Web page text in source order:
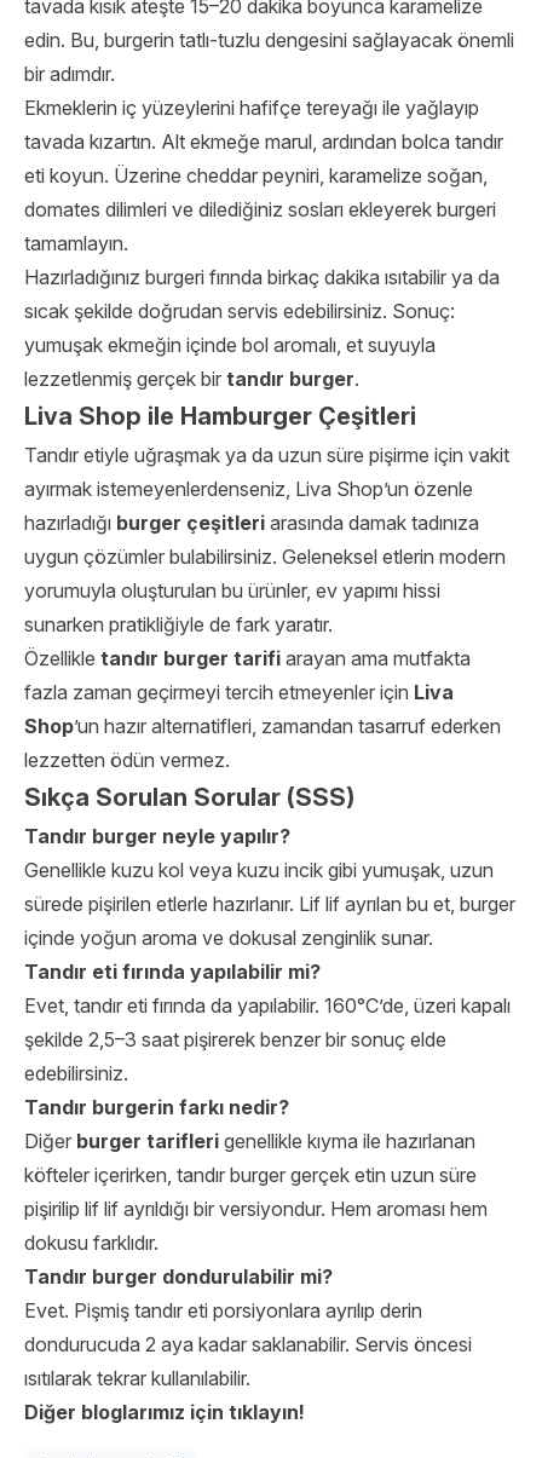
tavada kısık ateşte 15–20 dakika boyunca karamelize
edin. Bu, burgerin tatlı-tuzlu dengesini sağlayacak önemli
bir adımdır.
Ekmeklerin iç yüzeylerini hafifçe tereyağı ile yağlayıp
tavada kızartın. Alt ekmeğe marul, ardından bolca tandır
eti koyun. Üzerine cheddar peyniri, karamelize soğan,
domates dilimleri ve dilediğiniz sosları ekleyerek burgeri
tamamlayın.
Hazırladığınız burgeri fırında birkaç dakika ısıtabilir ya da
sıcak şekilde doğrudan servis edebilirsiniz. Sonuç:
yumuşak ekmeğin içinde bol aromalı, et suyuyla
lezzetlenmiş gerçek bir tandır burger.
Liva Shop ile Hamburger Çeşitleri
Tandır etiyle uğraşmak ya da uzun süre pişirme için vakit
ayırmak istemeyenlerdenseniz, Liva Shop’un özenle
hazırladığı burger çeşitleri arasında damak tadınıza
uygun çözümler bulabilirsiniz. Geleneksel etlerin modern
yorumuyla oluşturulan bu ürünler, ev yapımı hissi
sunarken pratikliğiyle de fark yaratır.
Özellikle tandır burger tarifi arayan ama mutfakta
fazla zaman geçirmeyi tercih etmeyenler için Liva
Shop’un hazır alternatifleri, zamandan tasarruf ederken
lezzetten ödün vermez.
Sıkça Sorulan Sorular (SSS)
Tandır burger neyle yapılır?
Genellikle kuzu kol veya kuzu incik gibi yumuşak, uzun
sürede pişirilen etlerle hazırlanır. Lif lif ayrılan bu et, burger
içinde yoğun aroma ve dokusal zenginlik sunar.
Tandır eti fırında yapılabilir mi?
Evet, tandır eti fırında da yapılabilir. 160°C’de, üzeri kapalı
şekilde 2,5–3 saat pişirerek benzer bir sonuç elde
edebilirsiniz.
Tandır burgerin farkı nedir?
Diğer burger tarifleri genellikle kıyma ile hazırlanan
köfteler içerirken, tandır burger gerçek etin uzun süre
pişirilip lif lif ayrıldığı bir versiyondur. Hem aroması hem
dokusu farklıdır.
Tandır burger dondurulabilir mi?
Evet. Pişmiş tandır eti porsiyonlara ayrılıp derin
dondurucuda 2 aya kadar saklanabilir. Servis öncesi
ısıtılarak tekrar kullanılabilir.
Diğer bloglarımız için tıklayın!